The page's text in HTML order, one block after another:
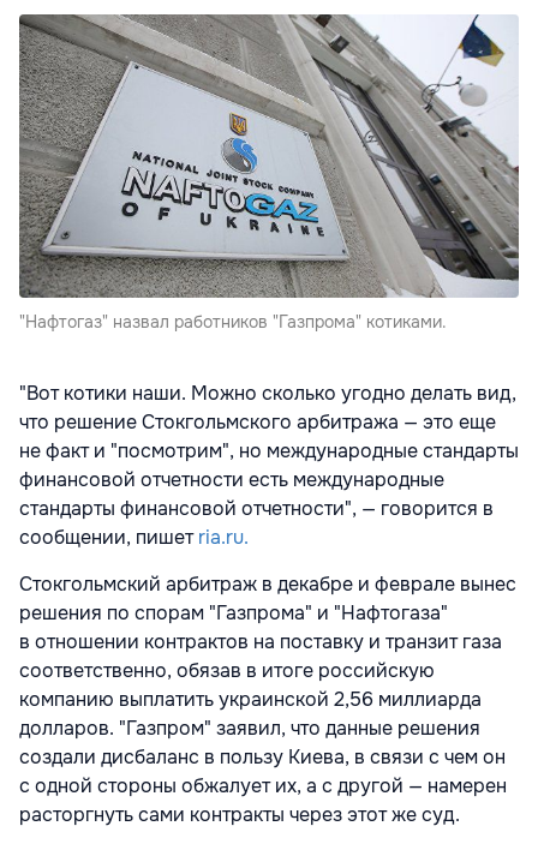
"Нафтогаз" назвал работников "Газпрома" котиками.
"Вот котики наши. Можно сколько угодно делать вид,
что решение Стокгольмского арбитража — это еще
не факт и "посмотрим", но международные стандарты
финансовой отчетности есть международные
стандарты финансовой отчетности", — говорится в
сообщении, пишетria.ru.
Стокгольмский арбитраж в декабре и феврале вынес
решения по спорам "Газпрома" и "Нафтогаза"
в отношении контрактов на поставку и транзит газа
соответственно, обязав в итоге российскую
компанию выплатить украинской 2,56 миллиарда
долларов. "Газпром" заявил, что данные решения
создали дисбаланс в пользу Киева, в связи с чем он
с одной стороны обжалует их, а с другой — намерен
расторгнуть сами контракты через этот же суд.